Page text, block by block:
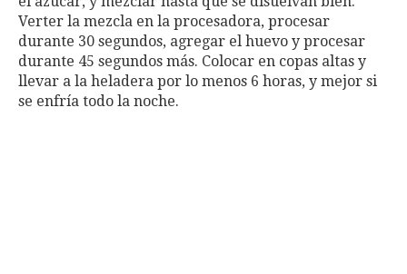
Verter la mezcla en la procesadora, procesar
durante 30 segundos, agregar el huevo y procesar
durante 45 segundos más. Colocar en copas altas y
llevar a la heladera por lo menos 6 horas, y mejor si
se enfría todo la noche.